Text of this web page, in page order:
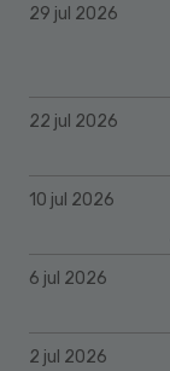
29 jul 2026
22 jul 2026
10 jul 2026
6 jul 2026
2 jul 2026